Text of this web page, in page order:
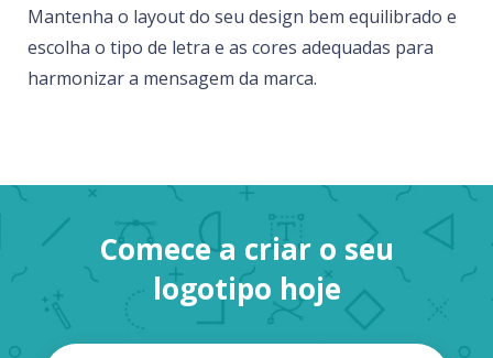
Mantenha o layout do seu design bem equilibrado e
escolha o tipo de letra e as cores adequadas para
harmonizar a mensagem da marca.
Comece a criar o seu
logotipo hoje